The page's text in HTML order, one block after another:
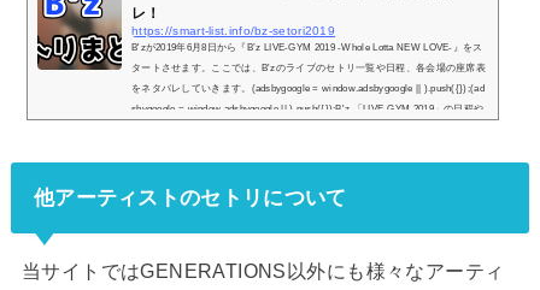
レ！
https://smart-list.info/bz-setori2019
B'zが2019年6月8日から『B’z LIVE-GYM 2019 -Whole Lotta NEW LOVE-』をス
タートさせます。ここでは、B'zのライブのセトリ一覧や日程、各会場の座席表
をネタバレしていきます。(adsbygoogle = window.adsbygoogle || ).push({});(ad
sbygoogle = window.adsbygoogle || ).push({});B'z 「LIVE-GYM 2019」の日程や
他アーティストのセトリについて
当サイトではGENERATIONS以外にも様々なアーティ